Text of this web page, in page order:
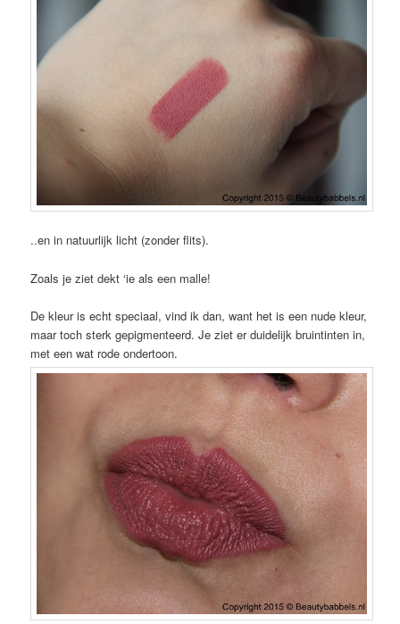
..en in natuurlijk licht (zonder flits).
Zoals je ziet dekt ‘ie als een malle!
De kleur is echt speciaal, vind ik dan, want het is een nude kleur,
maar toch sterk gepigmenteerd. Je ziet er duidelijk bruintinten in,
met een wat rode ondertoon.